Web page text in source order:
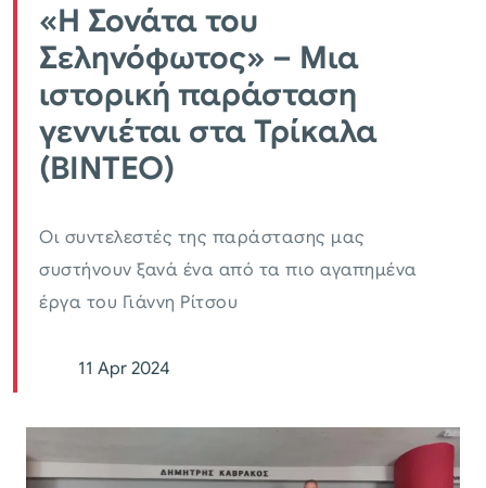
«Η Σονάτα του
Σεληνόφωτος» – Μια
ιστορική παράσταση
γεννιέται στα Τρίκαλα
(ΒΙΝΤΕΟ)
Οι συντελεστές της παράστασης μας
συστήνουν ξανά ένα από τα πιο αγαπημένα
έργα του Γιάννη Ρίτσου
11 Apr 2024